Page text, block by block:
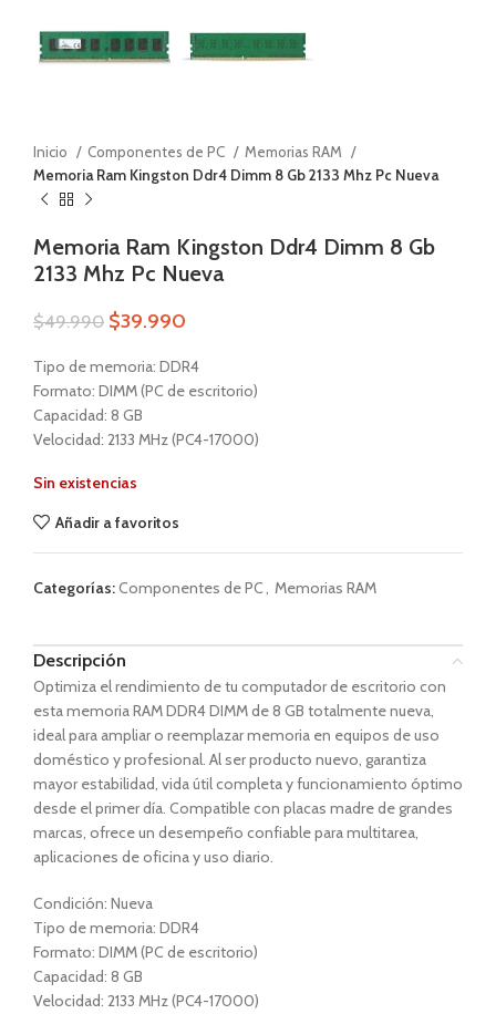
Inicio Componentes de PC
Memorias RAM
Memoria Ram Kingston Ddr4 Dimm 8 Gb 2133 Mhz Pc Nueva
Memoria Ram Kingston Ddr4 Dimm 8 Gb
2133 Mhz Pc Nueva
$49.990 $39.990
Tipo de memoria: DDR4
Formato: DIMM (PC de escritorio)
Capacidad: 8 GB
Velocidad: 2133 MHz (PC4-17000)
Sin existencias
Añadir a favoritos
Categorías:Componentes de PC, Memorias RAM
Descripción
Optimiza el rendimiento de tu computador de escritorio con
esta memoria RAM DDR4 DIMM de 8 GB totalmente nueva,
ideal para ampliar o reemplazar memoria en equipos de uso
doméstico y profesional. Al ser producto nuevo, garantiza
mayor estabilidad, vida útil completa y funcionamiento óptimo
desde el primer día. Compatible con placas madre de grandes
marcas, ofrece un desempeño confiable para multitarea,
aplicaciones de oficina y uso diario.
Condición: Nueva
Tipo de memoria: DDR4
Formato: DIMM (PC de escritorio)
Capacidad: 8 GB
Velocidad: 2133 MHz (PC4-17000)